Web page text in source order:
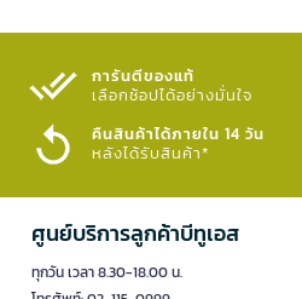
การันตีของแท้
เลือกช้อปได้อย่างมั่นใจ​
คืนสินค้าได้ภายใน 14 วัน
หลังได้รับสินค้า*
ศูนย์บริการลูกค้าบีทูเอส
ทุกวัน เวลา 8.30-18.00 น.